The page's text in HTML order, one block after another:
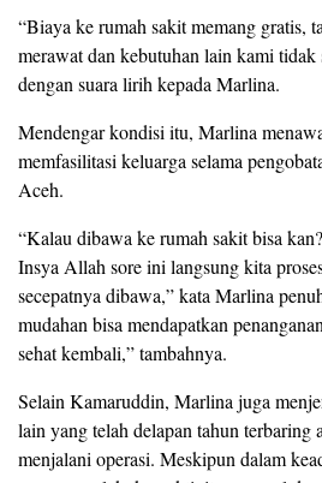
“Biaya ke rumah sakit memang gratis,
merawat dan kebutuhan lain kami tidak
dengan suara lirih kepada Marlina.
Mendengar kondisi itu, Marlina
memfasilitasi keluarga selama
Aceh.
“Kalau dibawa ke rumah sakit bisa
Insya Allah sore ini langsung kita
secepatnya dibawa,” kata Marlina
mudahan bisa mendapatkan
sehat kembali,” tambahnya.
Selain Kamaruddin, Marlina juga
lain yang telah delapan tahun terbaring
menjalani operasi. Meskipun dalam